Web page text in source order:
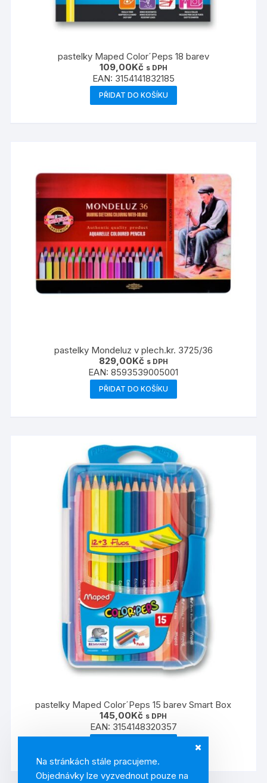
Na stránkách stále pracujeme.
Objednávky lze vyzvednout pouze na
pastelky Maped Color´Peps 18 barev
109,00Kč s DPH
EAN: 3154141832185
PŘIDAT DO KOŠÍKU
pastelky Mondeluz v plech.kr. 3725/36
829,00Kč s DPH
EAN:8593539005001
PŘIDAT DO KOŠÍKU
pastelky Maped Color´Peps 15 barev Smart Box
145,00Kč s DPH
EAN: 3154148320357